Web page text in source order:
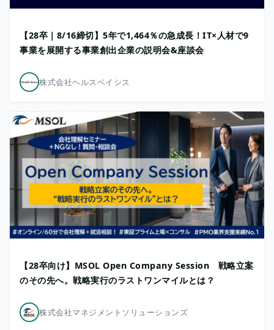
【28卒｜8/16締切】5年で1,464％の急成長！IT×人材で9
事業を展開する事業創出企業の説明会&座談会
株式会社ヘルスベイシス
【28卒向け】MSOL Open Company Session 戦略立案
のその先へ。戦略実行のラストワンマイルとは？
株式会社マネジメントソリューションズ